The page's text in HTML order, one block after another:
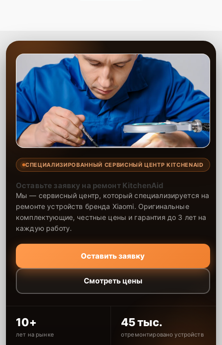
СПЕЦИАЛИЗИРОВАННЫЙ СЕРВИСНЫЙ ЦЕНТР KITCHENAID
Оставьте заявку на ремонт KitchenAid
Мы — сервисный центр, который специализируется на
ремонте устройств бренда Xiaomi. Оригинальные
комплектующие, честные цены и гарантия до 3 лет на
каждую работу.
Оставить заявку
Смотреть цены
10+
лет на рынке
45 тыс.
отремонтировано устройств